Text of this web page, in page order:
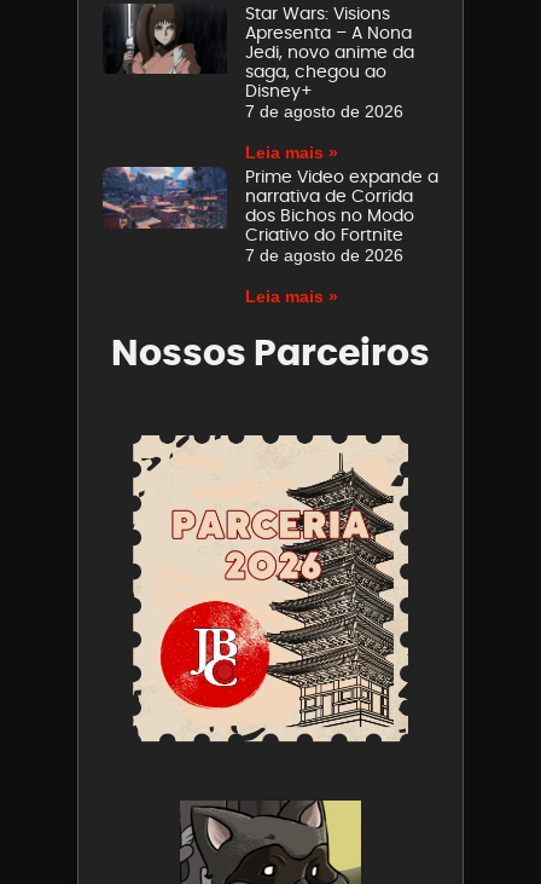
Star Wars: Visions
Apresenta – A Nona
Jedi, novo anime da
saga, chegou ao
Disney+
7 de agosto de 2026
Leia mais »
Prime Video expande a
narrativa de Corrida
dos Bichos no Modo
Criativo do Fortnite
7 de agosto de 2026
Leia mais »
Nossos Parceiros